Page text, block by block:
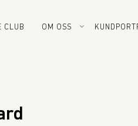
CLUB OM OSS